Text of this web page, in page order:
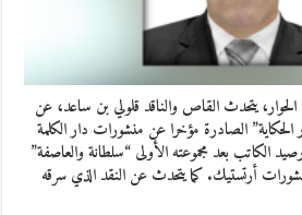
يتحدث القاص والناقد قلولي بن ساعد، عن
الصادرة مؤخرا عن منشورات دار الكلمة
الكاتب بعد مجموعته الأولى “سلطانة والعاصفة”
عام 2009 عن منشورات أرتستيك. كما يتحدث عن النقد الذي سرقه